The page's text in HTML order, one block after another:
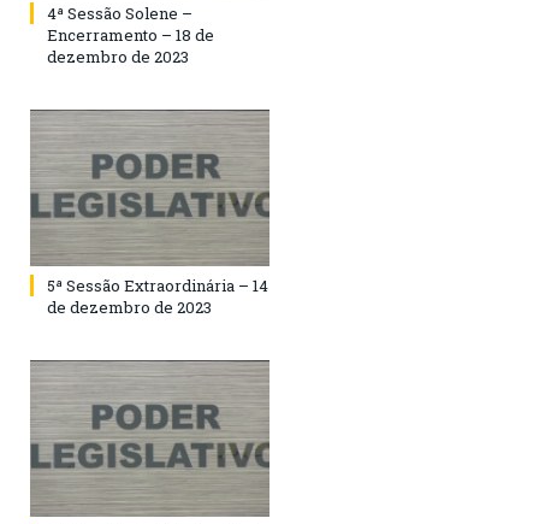
4ª Sessão Solene –
Encerramento – 18 de
dezembro de 2023
5ª Sessão Extraordinária – 14
de dezembro de 2023